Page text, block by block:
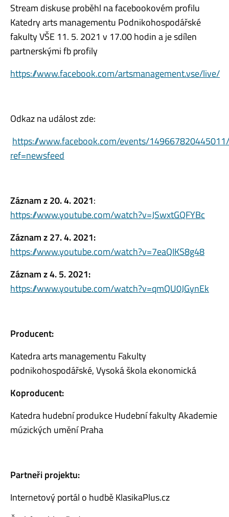
Stream diskuse proběhl na facebookovém profilu
Katedry arts managementu Podnikohospodářské
fakulty VŠE 11. 5. 2021 v 17.00 hodin a je sdílen
partnerskými fb profily
https://www.facebook.com/artsmanagement.vse/live/
Odkaz na událost zde:
https://www.facebook.com/events/
ref=newsfeed
Záznam z 20. 4. 2021:
https://www.youtube.com/watch?v=JSwxtGQFYBc
Záznam z 27. 4. 2021:
https://www.youtube.com/watch?v=7eaQIKS8g48
Záznam z 4. 5. 2021:
https://www.youtube.com/watch?v=qmQU0JGynEk
Producent:
Katedra arts managementu Fakulty
podnikohospodářské, Vysoká škola ekonomická
Koproducent:
Katedra hudební produkce Hudební fakulty Akademie
múzických umění Praha
Partneři projektu:
Internetový portál o hudbě KlasikaPlus.cz